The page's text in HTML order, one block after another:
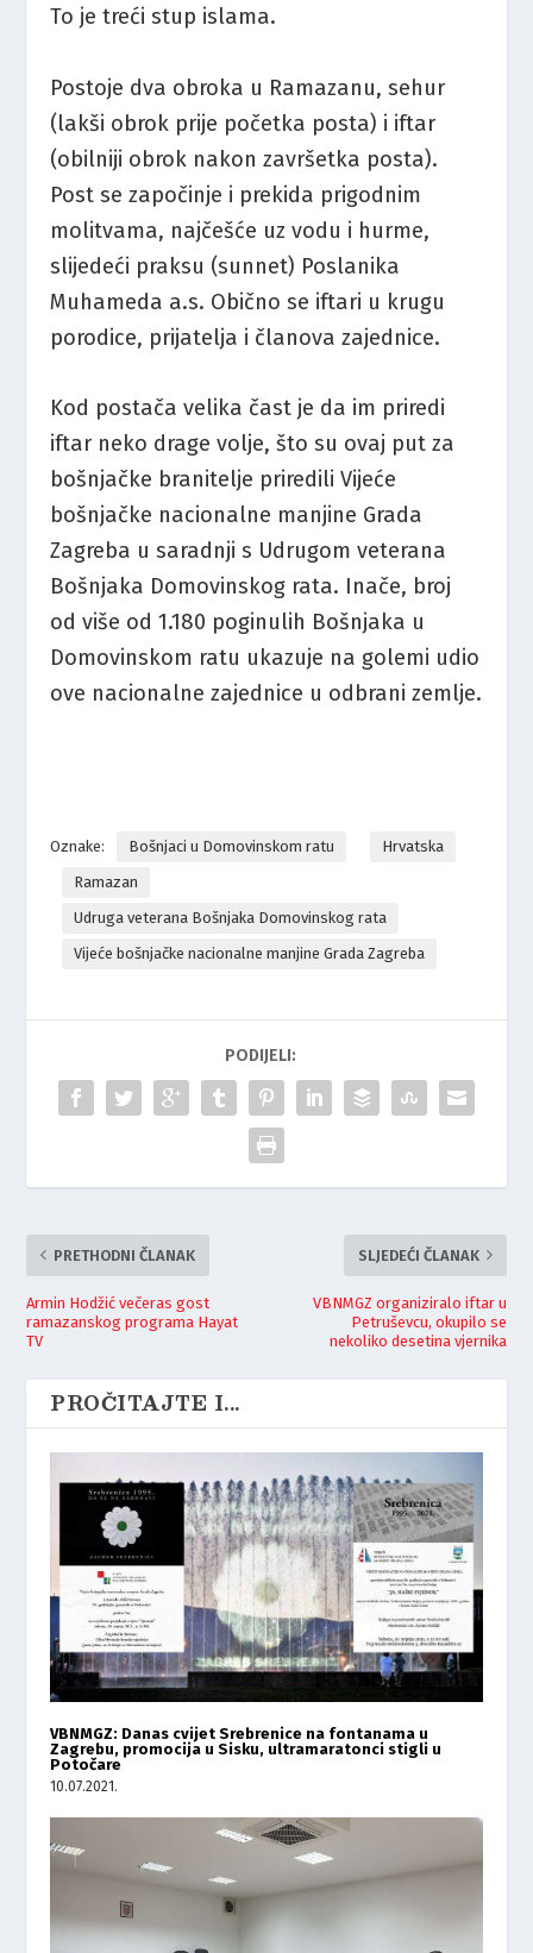
To je treći stup islama.
Postoje dva obroka u Ramazanu, sehur
(lakši obrok prije početka posta) i iftar
(obilniji obrok nakon završetka posta).
Post se započinje i prekida prigodnim
molitvama, najčešće uz vodu i hurme,
slijedeći praksu (sunnet) Poslanika
Muhameda a.s. Obično se iftari u krugu
porodice, prijatelja i članova zajednice.
Kod postača velika čast je da im priredi
iftar neko drage volje, što su ovaj put za
bošnjačke branitelje priredili Vijeće
bošnjačke nacionalne manjine Grada
Zagreba u saradnji s Udrugom veterana
Bošnjaka Domovinskog rata. Inače, broj
od više od 1.180 poginulih Bošnjaka u
Domovinskom ratu ukazuje na golemi udio
ove nacionalne zajednice u odbrani zemlje.
Oznake: Bošnjaci u Domovinskom ratu
Hrvatska
Ramazan
Udruga veterana Bošnjaka Domovinskog rata
Vijeće bošnjačke nacionalne manjine Grada Zagreba
PODIJELI:
PRETHODNI ČLANAK
Armin Hodžić večeras gost
ramazanskog programa Hayat
TV
SLJEDEĆI ČLANAK
VBNMGZ organiziralo iftar u
Petruševcu, okupilo se
nekoliko desetina vjernika
PROČITAJTE I...
VBNMGZ: Danas cvijet Srebrenice na fontanama u
Zagrebu, promocija u Sisku, ultramaratonci stigli u
Potočare
10.07.2021.